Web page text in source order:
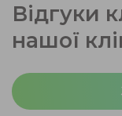
Відгуки
нашої